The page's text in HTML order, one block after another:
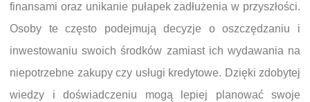
finansami oraz unikanie pułapek zadłużenia w przyszłości.
Osoby te często podejmują decyzje o oszczędzaniu i
inwestowaniu swoich środków zamiast ich wydawania na
niepotrzebne zakupy czy usługi kredytowe. Dzięki zdobytej
wiedzy i doświadczeniu mogą lepiej planować swoje